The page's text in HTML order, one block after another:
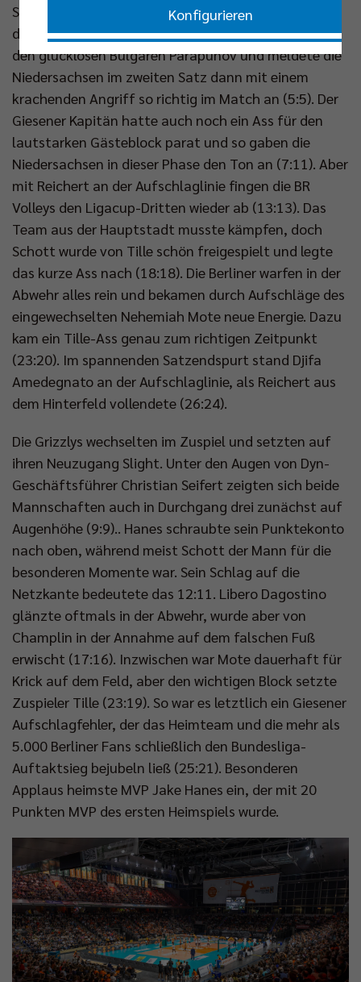
Spieltagspartners für beste Stimmung. Unten auf
dem Spielfeld ersetzte Grizzlys-Urgestein Wagner
den glücklosen Bulgaren Parapunov und meldete die
Niedersachsen im zweiten Satz dann mit einem
krachenden Angriff so richtig im Match an (5:5). Der
Giesener Kapitän hatte auch noch ein Ass für den
lautstarken Gästeblock parat und so gaben die
Niedersachsen in dieser Phase den Ton an (7:11). Aber
mit Reichert an der Aufschlaglinie fingen die BR
Volleys den Ligacup-Dritten wieder ab (13:13). Das
Team aus der Hauptstadt musste kämpfen, doch
Schott wurde von Tille schön freigespielt und legte
das kurze Ass nach (18:18). Die Berliner warfen in der
Abwehr alles rein und bekamen durch Aufschläge des
eingewechselten Nehemiah Mote neue Energie. Dazu
kam ein Tille-Ass genau zum richtigen Zeitpunkt
(23:20). Im spannenden Satzendspurt stand Djifa
Amedegnato an der Aufschlaglinie, als Reichert aus
dem Hinterfeld vollendete (26:24).
Die Grizzlys wechselten im Zuspiel und setzten auf
ihren Neuzugang Slight. Unter den Augen von Dyn-
Geschäftsführer Christian Seifert zeigten sich beide
Mannschaften auch in Durchgang drei zunächst auf
Augenhöhe (9:9).. Hanes schraubte sein Punktekonto
nach oben, während meist Schott der Mann für die
besonderen Momente war. Sein Schlag auf die
Netzkante bedeutete das 12:11. Libero Dagostino
glänzte oftmals in der Abwehr, wurde aber von
Champlin in der Annahme auf dem falschen Fuß
erwischt (17:16). Inzwischen war Mote dauerhaft für
Krick auf dem Feld, aber den wichtigen Block setzte
Zuspieler Tille (23:19). So war es letztlich ein Giesener
Aufschlagfehler, der das Heimteam und die mehr als
5.000 Berliner Fans schließlich den Bundesliga-
Auftaktsieg bejubeln ließ (25:21). Besonderen
Applaus heimste MVP Jake Hanes ein, der mit 20
Punkten MVP des ersten Heimspiels wurde.
Konfigurieren
Nur essenzielle Cookies akzeptieren
Impressum|Datenschutzerklärung